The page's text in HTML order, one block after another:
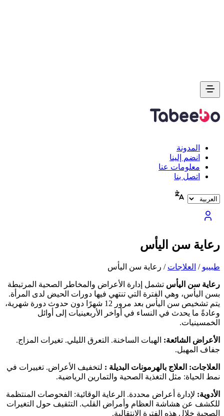
المدونة
انضم إلينا
معلومات عنا
اتصل بنا
رعاية سن اليأس
طبیبو / العلاجات / رعاية سن اليأس
رعاية سن اليأس تشمل إدارة الأعراض والمخاطر الصحية المرتبطة
بسن اليأس، وهي الفترة التي تنتهي فيها دورات الحيض لدى المرأة.
يتم تشخيص سن اليأس بعد مرور 12 شهرًا دون حدوث دورة شهرية،
وعادةً ما يحدث في النساء في أواخر الأربعينيات إلى أوائل
الخمسينيات.
الأعراض الشائعة: الهبات الساخنة. التعرق الليلي. تغيرات المزاج.
جفاف المهبل.
العلاجات: العلاج بالهرمونات البديلة : لتخفيف الأعراض. تغييرات في
نمط الحياة: مثل التغذية الصحية والتمارين الرياضية.
الأدوية: لإدارة أعراض محددة. الرعاية الوقائية: الفحوصات المنتظمة
للكشف عن هشاشة العظام وأمراض القلب. التثقيف حول التغيرات
الصحية خلال هذه الفترة الانتقالية.